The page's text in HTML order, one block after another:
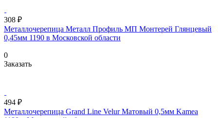
308 ₽
Металлочерепица Металл Профиль МП Монтерей Глянцевый
0,45мм 1190 в Московской области
0
Заказать
494 ₽
Металлочерепица Grand Line Velur Матовый 0,5мм Kamea